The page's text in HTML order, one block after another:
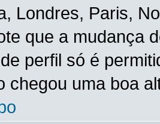
Londres, Paris,
que a mudança
perfil só é
chegou uma boa